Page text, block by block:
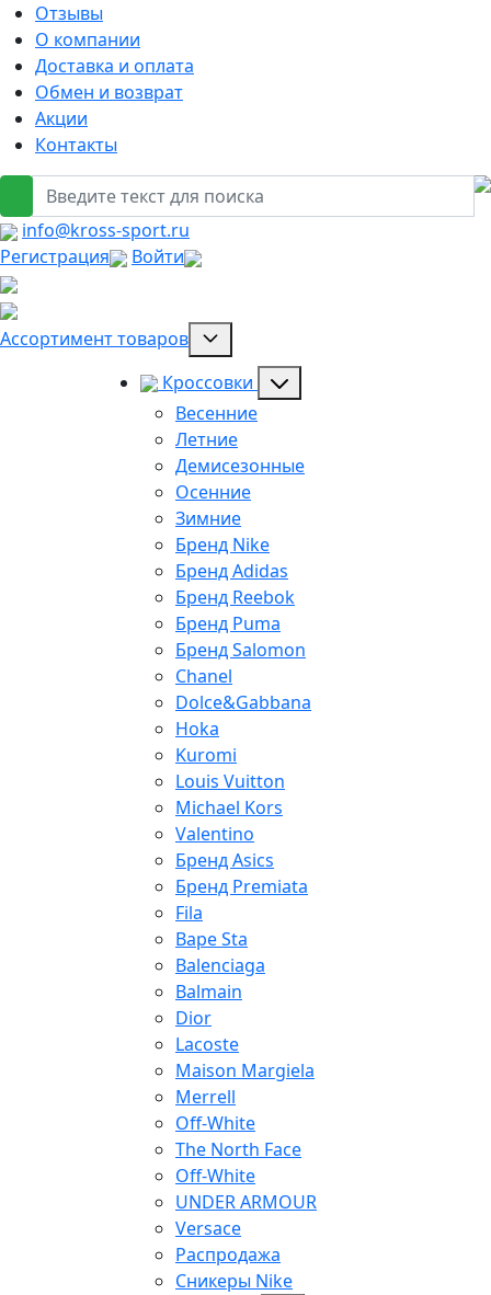
Отзывы
О компании
Доставка и оплата
Обмен и возврат
Акции
Контакты
info@kross-sport.ru
Регистрация
Войти
Ассортимент товаров
Кроссовки
Весенние
Летние
Демисезонные
Осенние
Зимние
Бренд Nike
Бренд Adidas
Бренд Reebok
Бренд Puma
Бренд Salomon
Chanel
Dolce&Gabbana
Hoka
Kuromi
Louis Vuitton
Michael Kors
Valentino
Бренд Asics
Бренд Premiata
Fila
Bape Sta
Balenciaga
Balmain
Dior
Lacoste
Maison Margiela
Merrell
Off-White
The North Face
Off-White
UNDER ARMOUR
Versace
Распродажа
Сникеры Nike